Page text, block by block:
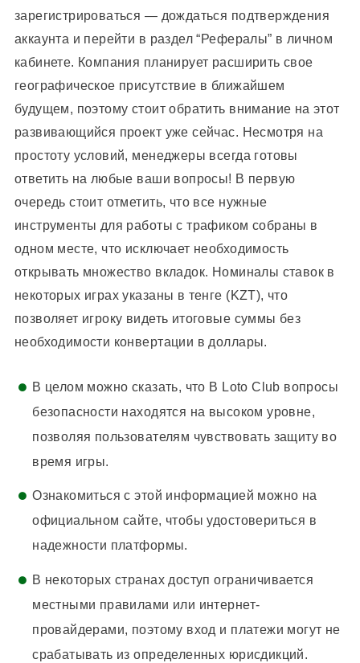
зарегистрироваться — дождаться подтверждения
аккаунта и перейти в раздел “Рефералы” в личном
кабинете. Компания планирует расширить свое
географическое присутствие в ближайшем
будущем, поэтому стоит обратить внимание на этот
развивающийся проект уже сейчас. Несмотря на
простоту условий, менеджеры всегда готовы
ответить на любые ваши вопросы! В первую
очередь стоит отметить, что все нужные
инструменты для работы с трафиком собраны в
одном месте, что исключает необходимость
открывать множество вкладок. Номиналы ставок в
некоторых играх указаны в тенге (KZT), что
позволяет игроку видеть итоговые суммы без
необходимости конвертации в доллары.
В целом можно сказать, что В Loto Club вопросы
безопасности находятся на высоком уровне,
позволяя пользователям чувствовать защиту во
время игры.
Ознакомиться с этой информацией можно на
официальном сайте, чтобы удостовериться в
надежности платформы.
В некоторых странах доступ ограничивается
местными правилами или интернет-
провайдерами, поэтому вход и платежи могут не
срабатывать из определенных юрисдикций.